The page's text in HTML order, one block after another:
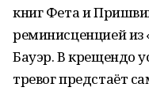
книг Фета и
реминисценцией
Бауэр. В крещендо
тревог предстаёт